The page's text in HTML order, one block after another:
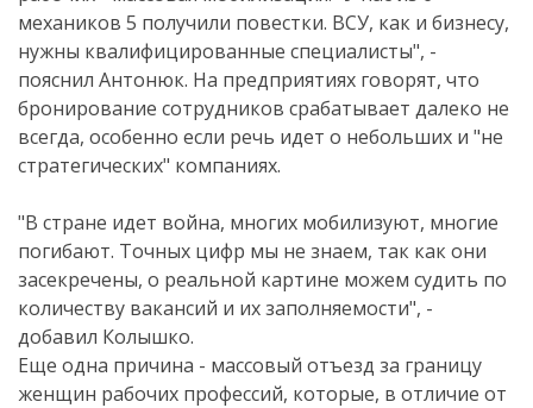
механиков 5 получили повестки. ВСУ, как и бизнесу,
нужны квалифицированные специалисты", -
пояснил Антонюк. На предприятиях говорят, что
бронирование сотрудников срабатывает далеко не
всегда, особенно если речь идет о небольших и "не
стратегических" компаниях.
"В стране идет война, многих мобилизуют, многие
погибают. Точных цифр мы не знаем, так как они
засекречены, о реальной картине можем судить по
количеству вакансий и их заполняемости", -
добавил Колышко.
Еще одна причина - массовый отъезд за границу
женщин рабочих профессий, которые, в отличие от